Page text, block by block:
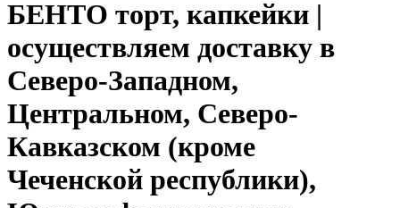
БЕНТО торт, капкейки |
осуществляем доставку в
Северо-Западном,
Центральном, Северо-
Кавказском (кроме
Чеченской республики),